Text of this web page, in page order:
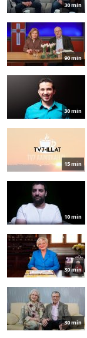
30 min
90 min
30 min
15 min
10 min
30 min
30 min